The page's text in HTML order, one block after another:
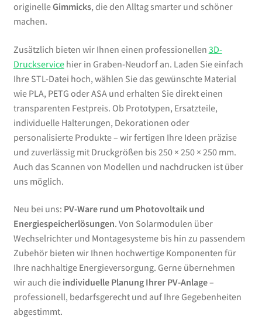
originelleGimmicks, die den Alltag smarter und schöner
machen.
Zusätzlich bieten wir Ihnen einen professionellen 3D-
Druckservicehier in Graben-Neudorf an. Laden Sie einfach
Ihre STL-Datei hoch, wählen Sie das gewünschte Material
wie PLA, PETG oder ASA und erhalten Sie direkt einen
transparenten Festpreis. Ob Prototypen, Ersatzteile,
individuelle Halterungen, Dekorationen oder
personalisierte Produkte – wir fertigen Ihre Ideen präzise
und zuverlässig mit Druckgrößen bis 250 × 250 × 250 mm.
Auch das Scannen von Modellen und nachdrucken ist über
uns möglich.
Neu bei uns: PV-Ware rund um Photovoltaik und
Energiespeicherlösungen. Von Solarmodulen über
Wechselrichter und Montagesysteme bis hin zu passendem
Zubehör bieten wir Ihnen hochwertige Komponenten für
Ihre nachhaltige Energieversorgung. Gerne übernehmen
wir auch die individuelle Planung Ihrer PV-Anlage–
professionell, bedarfsgerecht und auf Ihre Gegebenheiten
abgestimmt.